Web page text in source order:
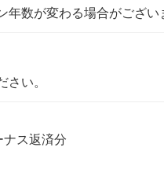
数が変わる場合がござい
さい。
ナス返済分